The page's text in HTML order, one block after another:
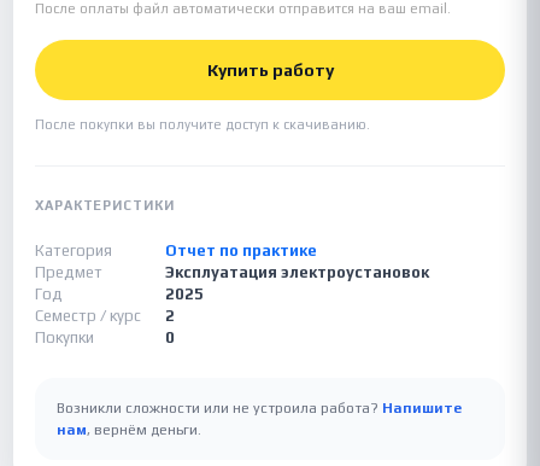
После оплаты файл автоматически отправится на ваш email.
Купить работу
После покупки вы получите доступ к скачиванию.
ХАРАКТЕРИСТИКИ
Категория
Отчет по практике
Предмет
Эксплуатация электроустановок
Год
2025
Семестр / курс
2
Покупки
0
Возникли сложности или не устроила работа? Напишите
нам, вернём деньги.